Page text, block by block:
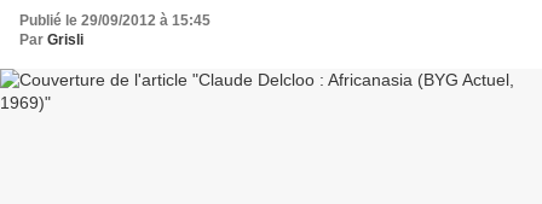
Publié le 29/09/2012 à 15:45
Par Grisli